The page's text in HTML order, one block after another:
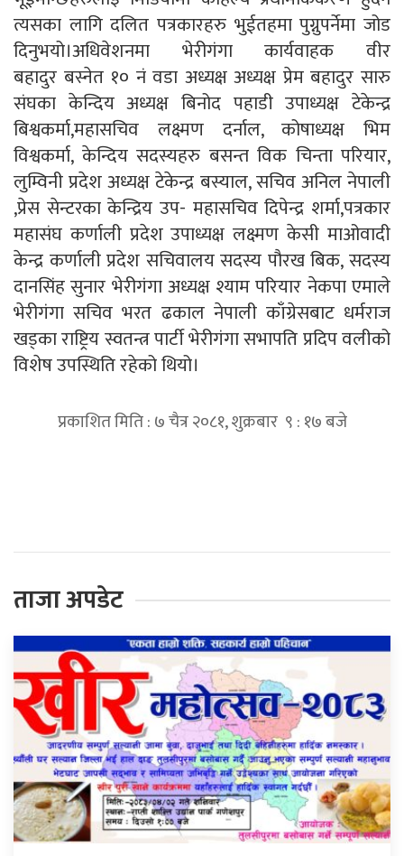
त्यसका लागि दलित पत्रकारहरु भुईतहमा पुग्नुपर्नेमा जोड
दिनुभयो।अधिवेशनमा भेरीगंगा कार्यवाहक वीर
बहादुर बस्नेत १० नं वडा अध्यक्ष अध्यक्ष प्रेम बहादुर सारु
संघका केन्दिय अध्यक्ष बिनोद पहाडी उपाध्यक्ष टेकेन्द्र
बिश्वकर्मा,महासचिव लक्ष्मण दर्नाल, कोषाध्यक्ष भिम
विश्वकर्मा, केन्दिय सदस्यहरु बसन्त विक चिन्ता परियार,
लुम्विनी प्रदेश अध्यक्ष टेकेन्द्र बस्याल, सचिव अनिल नेपाली
,प्रेस सेन्टरका केन्द्रिय उप- महासचिव दिपेन्द्र शर्मा,पत्रकार
महासंघ कर्णाली प्रदेश उपाध्यक्ष लक्ष्मण केसी माओवादी
केन्द्र कर्णाली प्रदेश सचिवालय सदस्य पौरख बिक, सदस्य
दानसिंह सुनार भेरीगंगा अध्यक्ष श्याम परियार नेकपा एमाले
भेरीगंगा सचिव भरत ढकाल नेपाली काँग्रेसबाट धर्मराज
खड्का राष्ट्रिय स्वतन्त्र पार्टी भेरीगंगा सभापति प्रदिप वलीको
विशेष उपस्थिति रहेको थियो।
प्रकाशित मिति : ७ चैत्र २०८१, शुक्रबार ९ : १७ बजे
ताजा अपडेट